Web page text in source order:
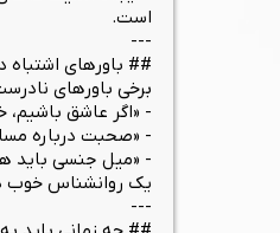
است.
---
## باورهای اشتباه
برخی باورهای
- «اگر عاشق
- «صحبت درباره
- «میل جنسی باید
یک روانشناس خوب
---